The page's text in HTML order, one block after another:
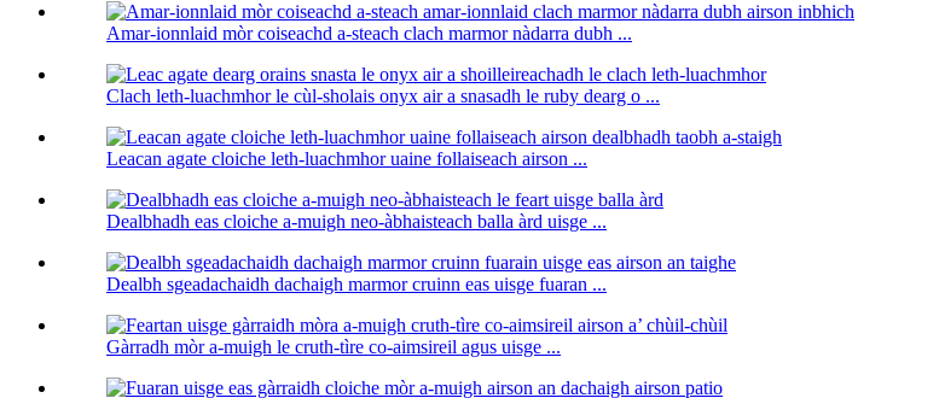
Amar-ionnlaid mòr coiseachd a-steach clach marmor nàdarra dubh ...
Clach leth-luachmhor le cùl-sholais onyx air a snasadh le ruby ​​dearg o ...
Leacan agate cloiche leth-luachmhor uaine follaiseach airson ...
Dealbhadh eas cloiche a-muigh neo-àbhaisteach balla àrd uisge ...
Dealbh sgeadachaidh dachaigh marmor cruinn eas uisge fuaran ...
Gàrradh mòr a-muigh le cruth-tìre co-aimsireil agus uisge ...